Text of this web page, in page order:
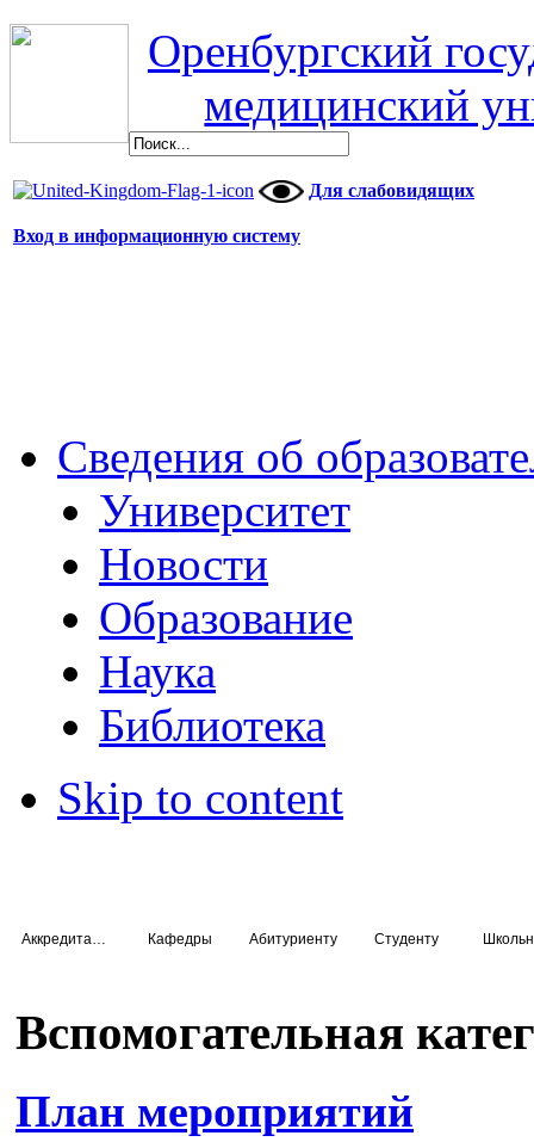
Оренбургский
медицинский
Для слабовидящих
Вход в информационную систему
Сведения об
Университет
Новости
Образование
Наука
Библиотека
Skip to content
Кафедры Абитуриенту Студенту
Вспомогательная
План мероприятий